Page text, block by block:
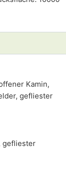
Kamin,
gefliester
gefliester